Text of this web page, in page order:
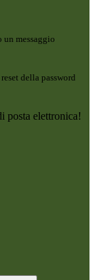
un messaggio
della password
posta elettronica!